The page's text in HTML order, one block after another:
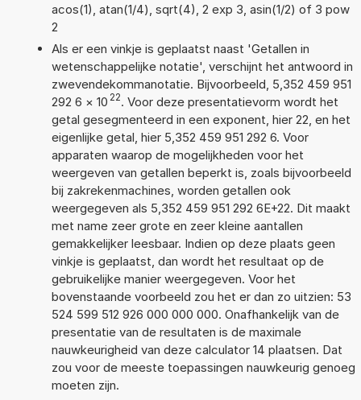
acos(1), atan(1/4), sqrt(4), 2 exp 3, asin(1/2) of 3 pow
2
Als er een vinkje is geplaatst naast 'Getallen in
wetenschappelijke notatie', verschijnt het antwoord in
zwevendekommanotatie. Bijvoorbeeld, 5,352 459 951
292 6 × 10 22. Voor deze presentatievorm wordt het
getal gesegmenteerd in een exponent, hier 22, en het
eigenlijke getal, hier 5,352 459 951 292 6. Voor
apparaten waarop de mogelijkheden voor het
weergeven van getallen beperkt is, zoals bijvoorbeeld
bij zakrekenmachines, worden getallen ook
weergegeven als 5,352 459 951 292 6E+22. Dit maakt
met name zeer grote en zeer kleine aantallen
gemakkelijker leesbaar. Indien op deze plaats geen
vinkje is geplaatst, dan wordt het resultaat op de
gebruikelijke manier weergegeven. Voor het
bovenstaande voorbeeld zou het er dan zo uitzien: 53
524 599 512 926 000 000 000. Onafhankelijk van de
presentatie van de resultaten is de maximale
nauwkeurigheid van deze calculator 14 plaatsen. Dat
zou voor de meeste toepassingen nauwkeurig genoeg
moeten zijn.